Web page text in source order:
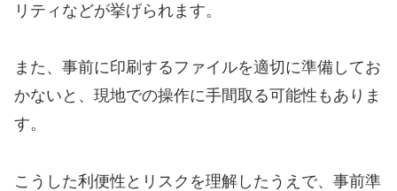
リティなどが挙げられます。
また、事前に印刷するファイルを適切に準備してお
かないと、現地での操作に手間取る可能性もありま
す。
こうした利便性とリスクを理解したうえで、事前準